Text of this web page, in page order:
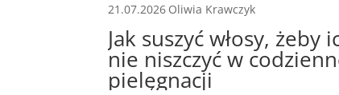
21.07.2026 Oliwia Krawczyk
Jak suszyć włosy, żeby
nie niszczyć w
pielęgnacji